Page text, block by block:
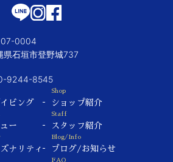
0004
県石垣市登野城737
9244-8545
ビング
ー
ナリティ
Shop
ショップ紹介
Staff
スタッフ紹介
Blog/Info
ブログ/お知らせ
FAQ